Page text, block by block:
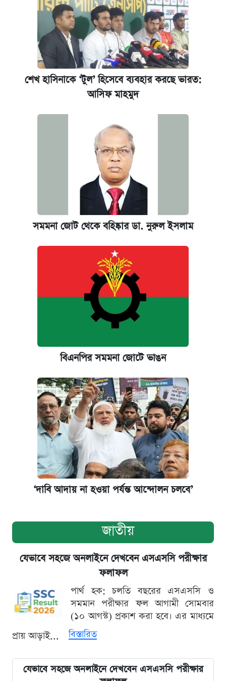
শেখ হাসিনাকে ‘টুল’ হিসেবে ব্যবহার করছে ভারত:
আসিফ মাহমুদ
সমমনা জোট থেকে বহিষ্কার ডা. নুরুল ইসলাম
বিএনপির সমমনা জোটে ভাঙন
‌‘দাবি আদায় না হওয়া পর্যন্ত আন্দোলন চলবে’
জাতীয়
যেভাবে সহজে অনলাইনে দেখবেন এসএসসি পরীক্ষার
ফলাফল
পার্থ হক: চলতি বছরের এসএসসি ও
সমমান পরীক্ষার ফল আগামী সোমবার
(১০ আগস্ট) প্রকাশ করা হবে। এর মাধ্যমে
প্রায় আড়াই...
বিস্তারিত
যেভাবে সহজে অনলাইনে দেখবেন এসএসসি পরীক্ষার